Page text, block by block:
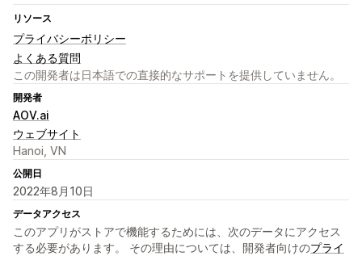
リソース
プライバシーポリシー
よくある質問
この開発者は日本語での直接的なサポートを提供していません。
開発者
AOV.ai
ウェブサイト
Hanoi, VN
公開日
2022年8月10日
データアクセス
このアプリがストアで機能するためには、次のデータにアクセス
する必要があります。 その理由については、開発者向けのプライ